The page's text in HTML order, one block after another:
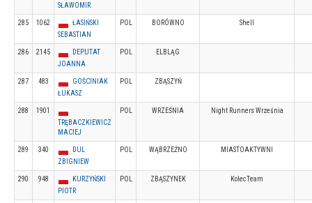
SŁAWOMIR
285 1062
ŁASIŃSKI
SEBASTIAN
POL BORÓWNO Shell
286 2145
DEPUTAT
JOANNA
POL ELBLĄG
287 483
GOŚCINIAK
ŁUKASZ
POL ZBĄSZYŃ
288
1901
TRĘBACZKIEWICZ
MACIEJ
POL WRZEŚNIA Night Runners Września
289 340
DUL
ZBIGNIEW
POL WĄBRZEŹNO MIASTOAKTYWNI
290 948
KURZYŃSKI
PIOTR
POL ZBĄSZYNEK KolecTeam